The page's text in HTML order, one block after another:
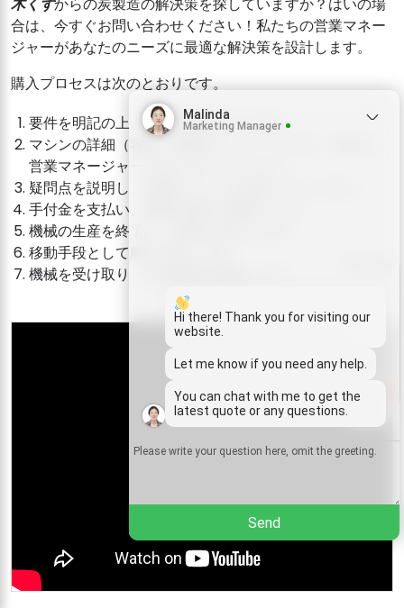
木くずからの炭製造の解決策を探していますか？はいの場
合は、今すぐお問い合わせください！私たちの営業マネー
ジャーがあなたのニーズに最適な解決策を設計します。
購入プロセスは次のとおりです。
要件を明記の上、お問い合わせください。
マシンの詳細（容量、構成など）については、当社の
営業マネージャーと話し合ってください。
疑問点を説明し、必要なマシンを決定してください。
手付金を支払い、機械の製作を開始します。
機械の生産を終了し、残高を支払います。
移動手段として船を予約します。
機械を受け取り、木炭事業を開始します。
Wechat
Chat
Malinda
Marketing Manager
Hi there! Thank you for visiting our
website.
Let me know if you need any help.
You can chat with me to get the
latest quote or any questions.
Send